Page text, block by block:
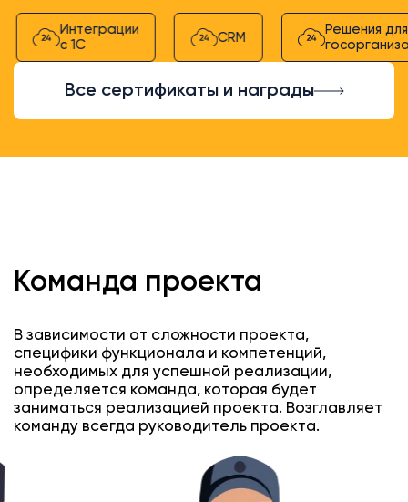
Интеграции
с 1С
CRM
Решения для
Все сертификаты и награды
Команда проекта
В зависимости от сложности проекта,
специфики функционала и компетенций,
необходимых для успешной реализации,
определяется команда, которая будет
заниматься реализацией проекта. Возглавляет
команду всегда руководитель проекта.